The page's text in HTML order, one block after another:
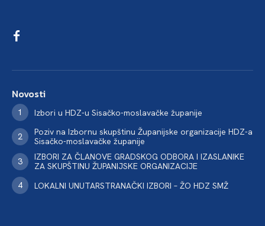
Novosti
Izbori u HDZ-u Sisačko-moslavačke županije
Poziv na Izbornu skupštinu Županijske organizacije HDZ-a
Sisačko-moslavačke županije
IZBORI ZA ČLANOVE GRADSKOG ODBORA I IZASLANIKE
ZA SKUPŠTINU ŽUPANIJSKE ORGANIZACIJE
LOKALNI UNUTARSTRANAČKI IZBORI – ŽO HDZ SMŽ